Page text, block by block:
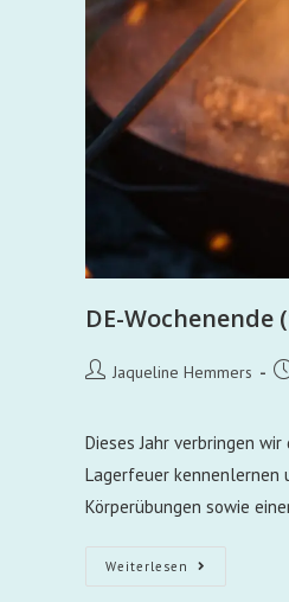
DE-Wochenende
Jaqueline Hemmers
Dieses Jahr verbringen
Lagerfeuer kennenlernen
Körperübungen sowie
Weiterlesen